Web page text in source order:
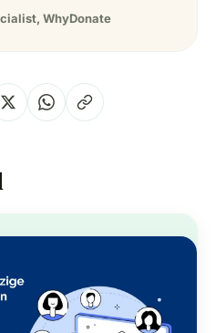
WhyDonate